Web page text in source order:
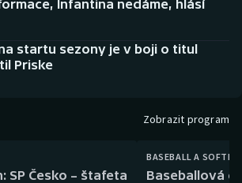
Infantina nedáme, hlásí
startu sezony je v boji o titul
Priske
Zobrazit program
SP Česko – štafeta
BASEBALL A
Baseballová